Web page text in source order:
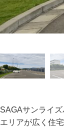
SAGAサンライ
エリアが広く住